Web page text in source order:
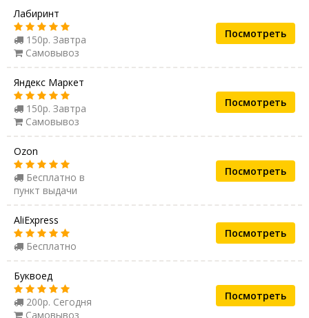
Лабиринт
150р. Завтра
Самовывоз
Посмотреть
Яндекс Маркет
150р. Завтра
Самовывоз
Посмотреть
Ozon
Бесплатно в
пункт выдачи
Посмотреть
AliExpress
Бесплатно
Посмотреть
Буквоед
200р. Сегодня
Самовывоз
Посмотреть